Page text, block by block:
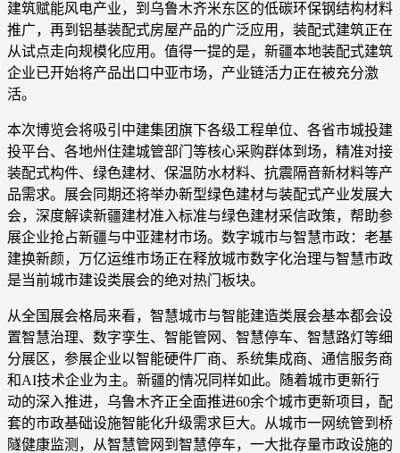
建筑赋能风电产业，到乌鲁木齐米东区的低碳环保钢结构材料
推广，再到铝基装配式房屋产品的广泛应用，装配式建筑正在
从试点走向规模化应用。值得一提的是，新疆本地装配式建筑
企业已开始将产品出口中亚市场，产业链活力正在被充分激
活。
本次博览会将吸引中建集团旗下各级工程单位、各省市城投建
投平台、各地州住建城管部门等核心采购群体到场，精准对接
装配式构件、绿色建材、保温防水材料、抗震隔音新材料等产
品需求。展会同期还将举办新型绿色建材与装配式产业发展大
会，深度解读新疆建材准入标准与绿色建材采信政策，帮助参
展企业抢占新疆与中亚建材市场。数字城市与智慧市政：老基
建换新颜，万亿运维市场正在释放城市数字化治理与智慧市政
是当前城市建设类展会的绝对热门板块。
从全国展会格局来看，智慧城市与智能建造类展会基本都会设
置智慧治理、数字孪生、智能管网、智慧停车、智慧路灯等细
分展区，参展企业以智能硬件厂商、系统集成商、通信服务商
和AI技术企业为主。新疆的情况同样如此。随着城市更新行
动的深入推进，乌鲁木齐正全面推进60余个城市更新项目，配
套的市政基础设施智能化升级需求巨大。从城市一网统管到桥
隧健康监测，从智慧管网到智慧停车，一大批存量市政设施的